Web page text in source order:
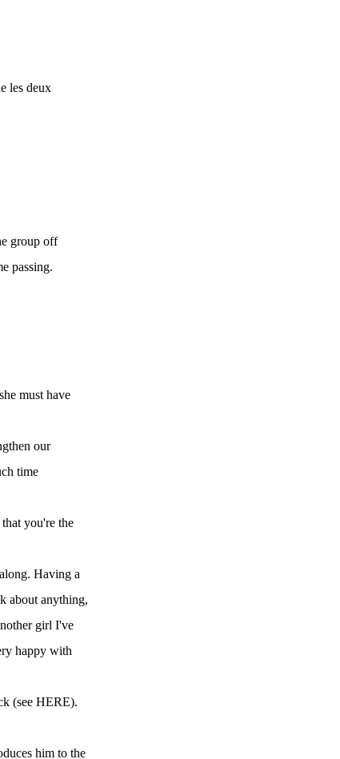
les deux
group off
passing.
must have
our
time
you're the
Having a
about anything,
girl I've
happy with
(see HERE).
him to the